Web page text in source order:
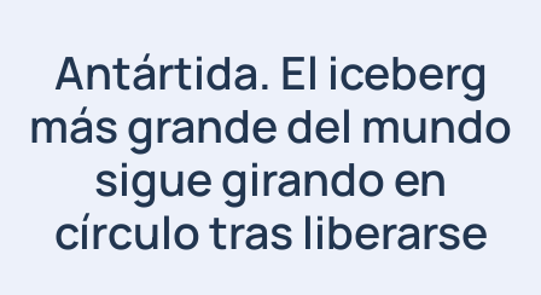
Antártida. El iceberg
más grande del mundo
sigue girando en
círculo tras liberarse